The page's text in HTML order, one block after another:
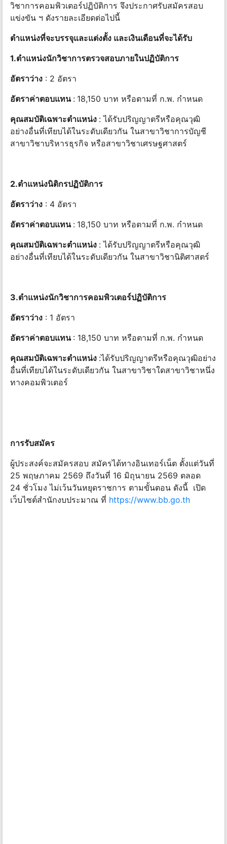
วิชาการคอมพิวเตอร์ปฏิบัติการ จึงประกาศรับสมัครสอบ
แข่งขัน ฯ ดังรายละเอียดต่อไปนี้
ตำแหน่งที่จะบรรจุและแต่งตั้ง และเงินเดือนที่จะได้รับ
1.ตำแหน่งนักวิชาการตรวจสอบภายในปฏิบัติการ
อัตราว่าง : 2 อัตรา
อัตราค่าตอบแทน : 18,150 บาท หรือตามที่ ก.พ. กำหนด
คุณสมบัติเฉพาะตำแหน่ง : ได้รับปริญญาตรีหรือคุณวุฒิ
อย่างอื่นที่เทียบได้ในระดับเดียวกัน ในสาขาวิชาการบัญชี
สาขาวิชาบริหารธุรกิจ หรือสาขาวิชาเศรษฐศาสตร์
2.ตำแหน่งนิติกรปฏิบัติการ
อัตราว่าง : 4 อัตรา
อัตราค่าตอบแทน : 18,150 บาท หรือตามที่ ก.พ. กำหนด
คุณสมบัติเฉพาะตำแหน่ง : ได้รับปริญญาตรีหรือคุณวุฒิ
อย่างอื่นที่เทียบได้ในระดับเดียวกัน ในสาขาวิชานิติศาสตร์
3.ตำแหน่งนักวิชาการคอมพิวเตอร์ปฏิบัติการ
อัตราว่าง : 1 อัตรา
อัตราค่าตอบแทน : 18,150 บาท หรือตามที่ ก.พ. กำหนด
คุณสมบัติเฉพาะตำแหน่ง :ได้รับปริญญาตรีหรือคุณวุฒิอย่าง
อื่นที่เทียบได้ในระดับเดียวกัน ในสาขาวิชาใดสาขาวิชาหนึ่ง
ทางคอมพิวเตอร์
การรับสมัคร
ผู้ประสงค์จะสมัครสอบ สมัครได้ทางอินเทอร์เน็ต ตั้งแต่วันที่
25 พฤษภาคม 2569 ถึงวันที่ 16 มิถุนายน 2569 ตลอด
24 ชั่วโมง ไม่เว้นวันหยุดราชการ ตามขั้นตอน ดังนี้ เปิด
เว็บไซต์สำนักงบประมาณ ที่ https://www.bb.go.th